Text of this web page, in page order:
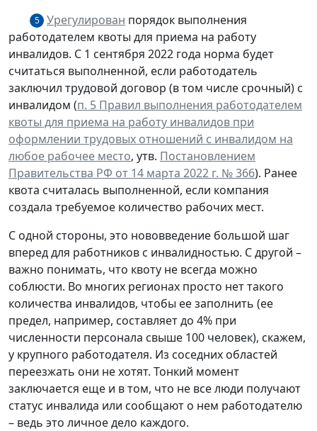
5 Урегулирован порядок выполнения
работодателем квоты для приема на работу
инвалидов. С 1 сентября 2022 года норма будет
считаться выполненной, если работодатель
заключил трудовой договор (в том числе срочный) с
инвалидом (п. 5 Правил выполнения работодателем
квоты для приема на работу инвалидов при
оформлении трудовых отношений с инвалидом на
любое рабочее место, утв. Постановлением
Правительства РФ от 14 марта 2022 г. № 366). Ранее
квота считалась выполненной, если компания
создала требуемое количество рабочих мест.
С одной стороны, это нововведение большой шаг
вперед для работников с инвалидностью. С другой –
важно понимать, что квоту не всегда можно
соблюсти. Во многих регионах просто нет такого
количества инвалидов, чтобы ее заполнить (ее
предел, например, составляет до 4% при
численности персонала свыше 100 человек), скажем,
у крупного работодателя. Из соседних областей
переезжать они не хотят. Тонкий момент
заключается еще и в том, что не все люди получают
статус инвалида или сообщают о нем работодателю
– ведь это личное дело каждого.